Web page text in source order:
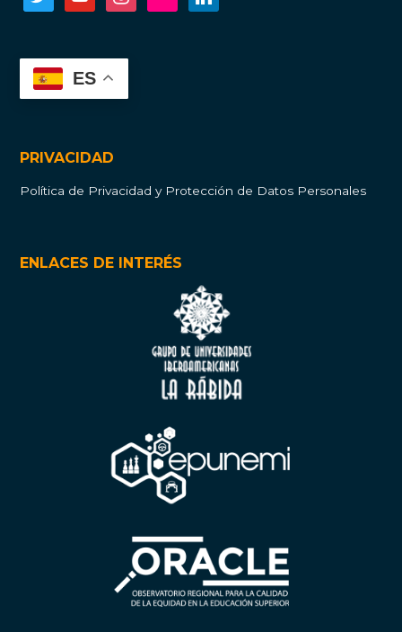
ES
PRIVACIDAD
Política de Privacidad y Protección de Datos Personales
ENLACES DE INTERÉS